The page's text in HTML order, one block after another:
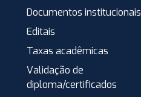
Documentos institucionais
Editais
Taxas acadêmicas
Validação de
diploma/certificados